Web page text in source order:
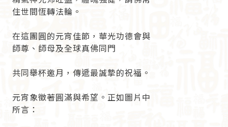
住世間恆轉法輪。
在這團圓的元宵佳節，華光功德會與
師尊、師母及全球真佛同門
共同舉杯邀月，傳遞最誠摯的祝福。
元宵象徵著圓滿與希望。正如圖片中
所言：